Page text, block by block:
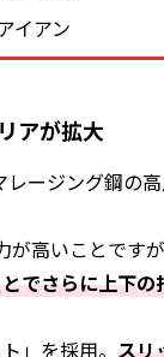
イアン
アが拡大
ージング鋼の高
高いことです
でさらに上下の
」を採用。 スリ